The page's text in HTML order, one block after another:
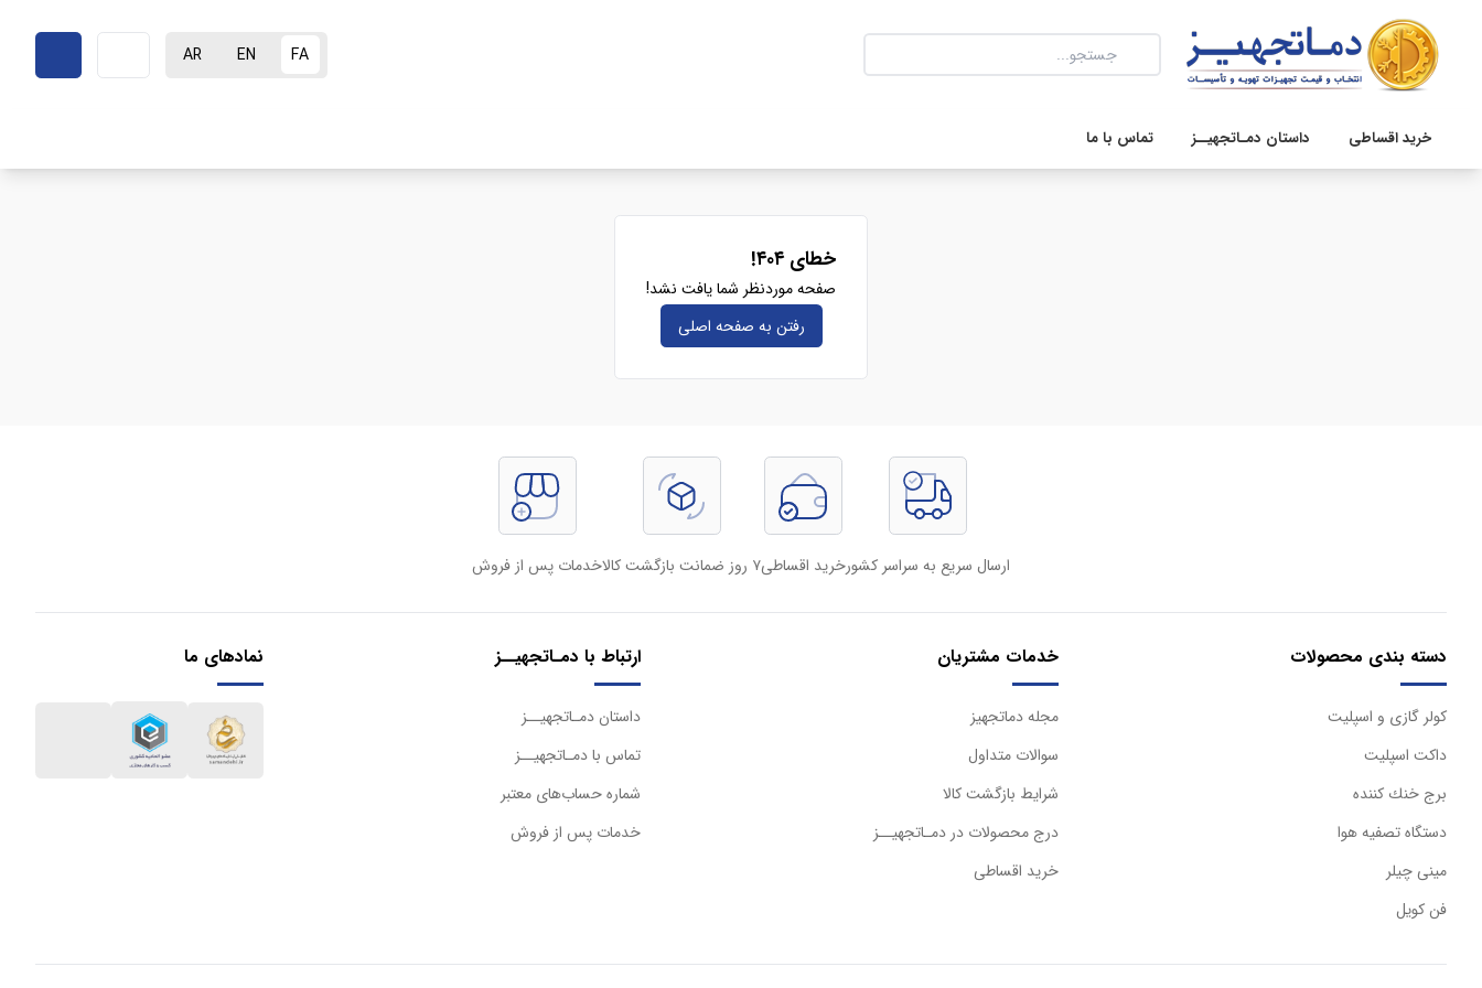
FA
EN
AR
خرید اقساطی داستان دمـاتجهیــز تماس با ما
خطای ۴۰۴!
صفحه موردنظر شما یافت نشد!
رفتن به صفحه‌ اصلی
ارسال سریع به سراسر کشورخرید اقساطی۷ روز ضمانت بازگشت کالا خدمات پس از فروش
دسته بندی محصولات
كولر گازی و اسپليت
داكت اسپليت
برج خنك كننده
دستگاه تصفيه هوا
مینی چیلر
فن کویل
خدمات مشتریان
مجله دماتجهیز
سوالات متداول
شرایط بازگشت کالا
درج محصولات در دمـاتجهیــز
خرید اقساطی
ارتباط با دمـاتجهیــز
داستان دمـاتجهیــز
تماس با دمـاتجهیــز
شماره حساب‌های معتبر
خدمات پس از فروش
نمادهای ما